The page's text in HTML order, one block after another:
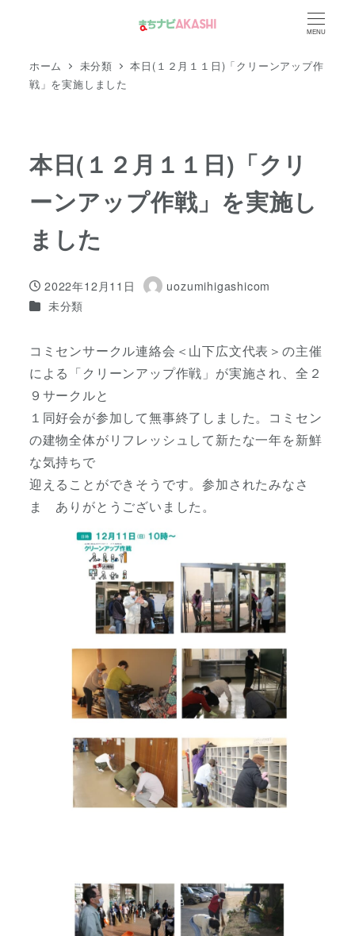
MENU
ホーム 未分類
本日(１２月１１日)「クリーンアップ作
戦」を実施しました
本日(１２月１１日)「クリ
ーンアップ作戦」を実施し
ました
投稿日
2022年12月11日
著
uozumihigashicom
カテゴリー
未分類
コミセンサークル連絡会＜山下広文代表＞の主催
による「クリーンアップ作戦」が実施され、全２
９サークルと
１同好会が参加して無事終了しました。コミセン
の建物全体がリフレッシュして新たな一年を新鮮
な気持ちで
迎えることができそうです。参加されたみなさ
ま ありがとうございました。